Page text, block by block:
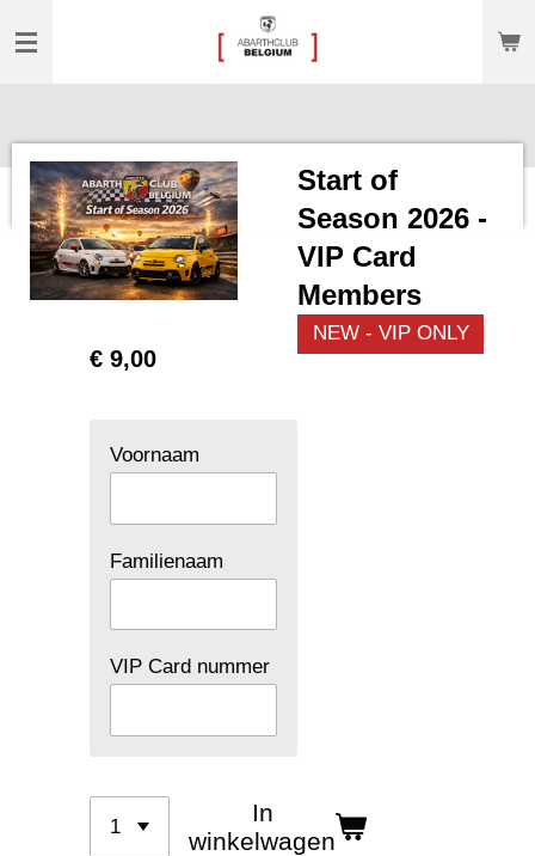
Ga
direct
hoofdinhoud
Start of
Season 2026 -
VIP Card
Members
NEW - VIP ONLY
€ 9,00
Voornaam
Familienaam
VIP Card nummer
In
winkelwagen